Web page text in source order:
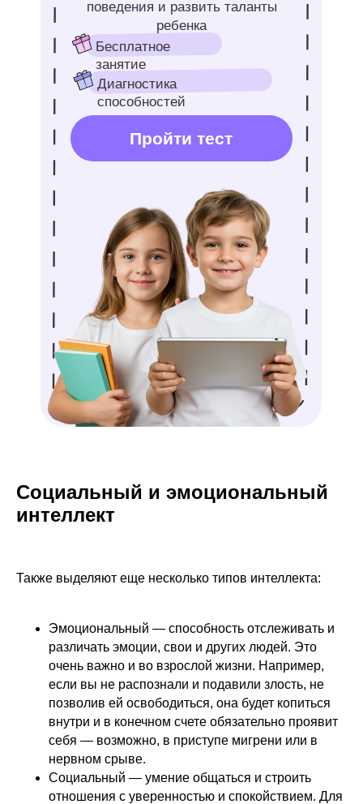
Социальный и эмоциональный
интеллект
Также выделяют еще несколько типов интеллекта:
Эмоциональный — способность отслеживать и
различать эмоции, свои и других людей. Это
очень важно и во взрослой жизни. Например,
если вы не распознали и подавили злость, не
позволив ей освободиться, она будет копиться
внутри и в конечном счете обязательно проявит
себя — возможно, в приступе мигрени или в
нервном срыве.
Социальный — умение общаться и строить
отношения с уверенностью и спокойствием. Для